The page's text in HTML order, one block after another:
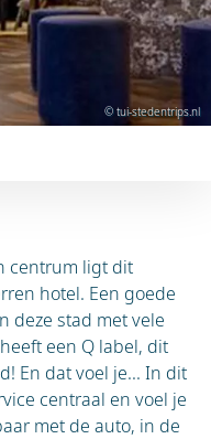
© tui-stedentrips.nl
centrum ligt dit
hotel. Een goede
deze stad met vele
een Q label, dit
En dat voel je... In dit
centraal en voel je
met de auto, in de